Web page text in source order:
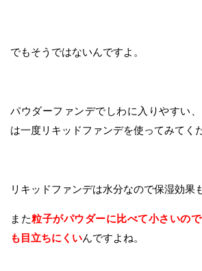
でもそうではないんですよ。
パウダーファンデでしわに入りやすい
は一度リキッドファンデを使ってみてく
リキッドファンデは水分なので保湿効果
また粒子がパウダーに比べて小さいの
も目立ちにくいんですよね。